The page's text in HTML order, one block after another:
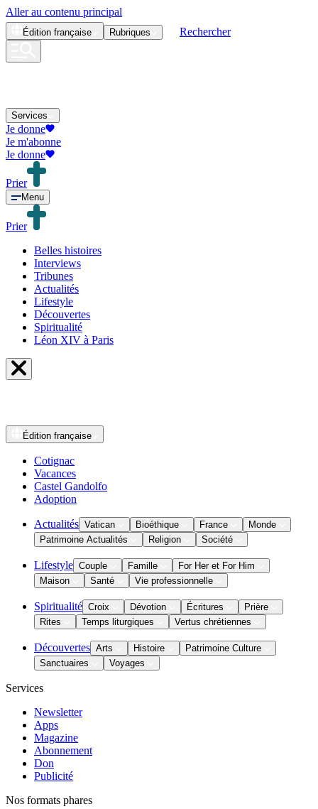
Aller au contenu principal
Édition française Rubriques Rechercher
Services
Je donne
Je m'abonne
Je donne
Prier
Menu
Prier
Belles histoires
Interviews
Tribunes
Actualités
Lifestyle
Découvertes
Spiritualité
Léon XIV à Paris
Édition française
Cotignac
Vacances
Castel Gandolfo
Adoption
Actualités Vatican Bioéthique France
Monde
Patrimoine Actualités
Religion Société
Lifestyle Couple Famille
For Her et For Him
Maison
Santé Vie professionnelle
Spiritualité Croix Dévotion Écritures
Prière
Rites
Temps liturgiques Vertus chrétiennes
Découvertes Arts Histoire
Patrimoine Culture
Sanctuaires
Voyages
Services
Newsletter
Apps
Magazine
Abonnement
Don
Publicité
Nos formats phares